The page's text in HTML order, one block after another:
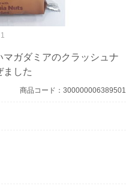
ガダミアのクラッシュナ
ました
商品コード：300000006389501